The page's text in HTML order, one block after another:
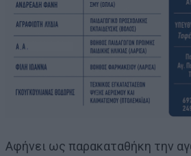
Αφήνει ως παρακαταθήκη την